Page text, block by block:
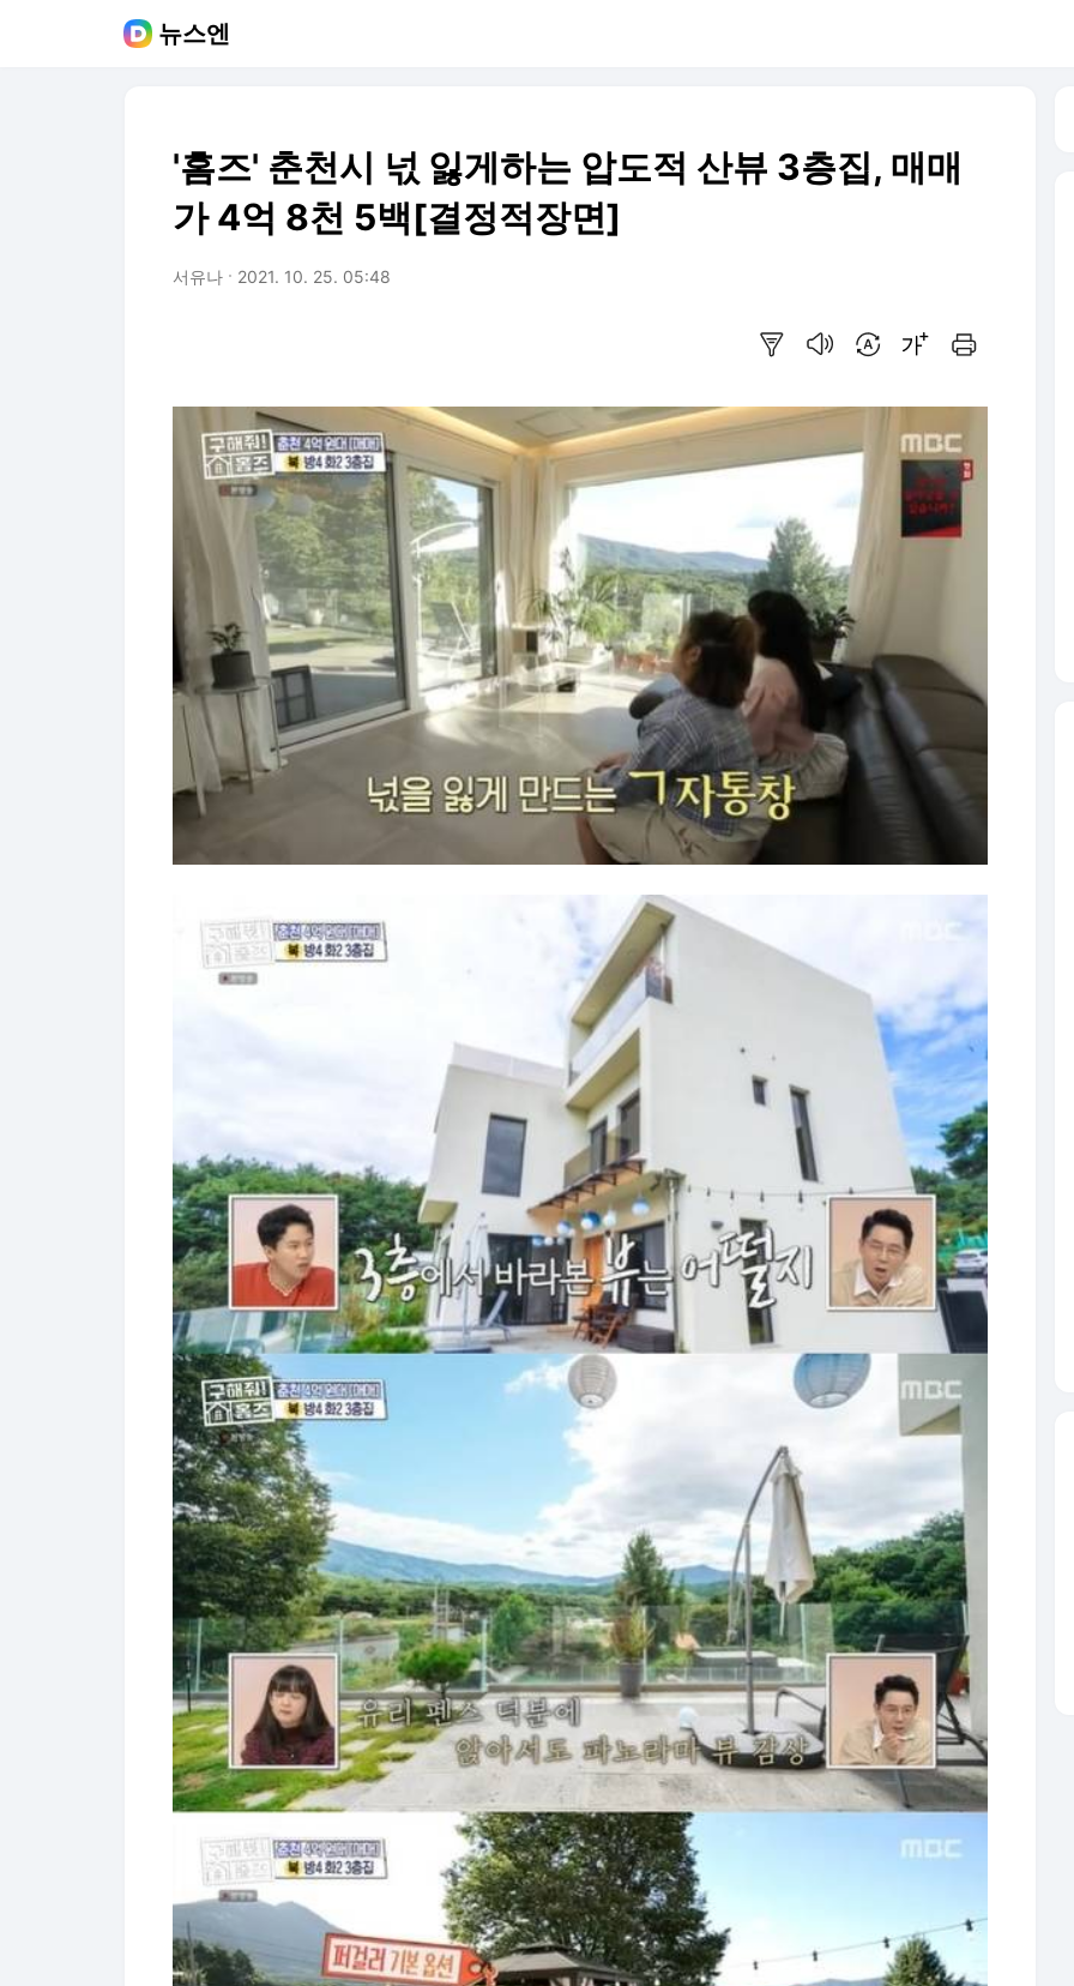
뉴스엔
'홈즈' 춘천시 넋 잃게하는 압도적 산뷰 3층집, 매매
가 4억 8천 5백[결정적장면]
서유나 2021. 10. 25. 05:48